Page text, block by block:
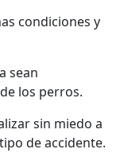
condiciones y
sean
los perros.
sin miedo a
de accidente.